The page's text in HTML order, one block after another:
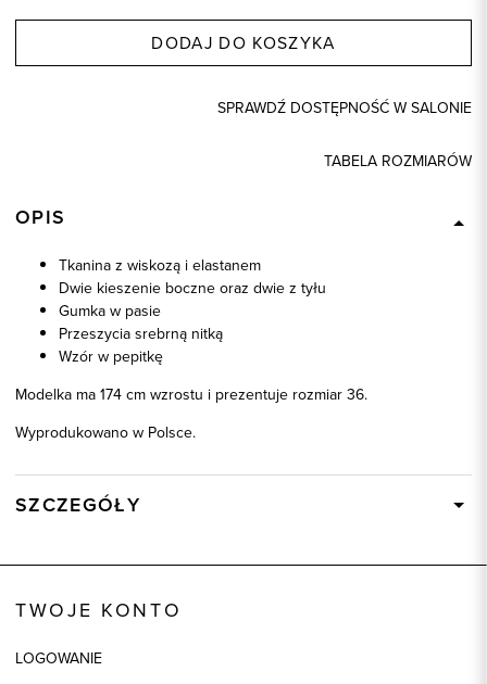
DODAJ DO KOSZYKA
SPRAWDŹ DOSTĘPNOŚĆ W SALONIE
TABELA ROZMIARÓW
OPIS
Tkanina z wiskozą i elastanem
Dwie kieszenie boczne oraz dwie z tyłu
Gumka w pasie
Przeszycia srebrną nitką
Wzór w pepitkę
Modelka ma 174 cm wzrostu i prezentuje rozmiar 36.
Wyprodukowano w Polsce.
SZCZEGÓŁY
Kolor
Skład tkaniny
TWOJE KONTO
LOGOWANIE